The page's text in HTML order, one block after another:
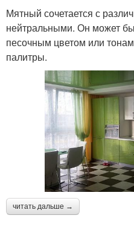
Мятный сочетается с
нейтральными. Он может
песочным цветом или
палитры.
читать дальше →